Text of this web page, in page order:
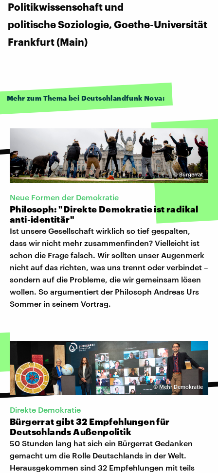
Politikwissenschaft und
politische Soziologie, Goethe-Universität
Frankfurt (Main)
Mehr zum Thema bei Deutschlandfunk Nova:
©Bürgerrat
Neue Formen der Demokratie
Philosoph: "Direkte Demokratie ist radikal
anti-identitär"
Ist unsere Gesellschaft wirklich so tief gespalten,
dass wir nicht mehr zusammenfinden? Vielleicht ist
schon die Frage falsch. Wir sollten unser Augenmerk
nicht auf das richten, was uns trennt oder verbindet –
sondern auf die Probleme, die wir gemeinsam lösen
wollen. So argumentiert der Philosoph Andreas Urs
Sommer in seinem Vortrag.
©Mehr Demokratie
Direkte Demokratie
Bürgerrat gibt 32 Empfehlungen für
Deutschlands Außenpolitik
50 Stunden lang hat sich ein Bürgerrat Gedanken
gemacht um die Rolle Deutschlands in der Welt.
Herausgekommen sind 32 Empfehlungen mit teils